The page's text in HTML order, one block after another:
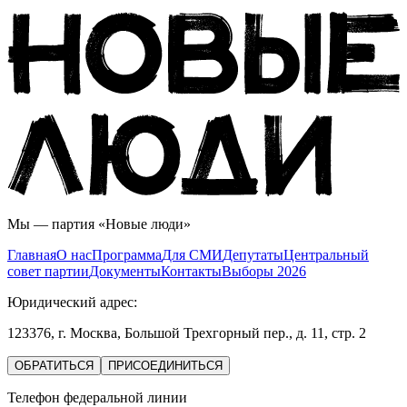
Мы — партия «Новые люди»
ГлавнаяО насПрограммаДля СМИДeпутатыЦентральный
совет партииДокументыКонтактыВыборы 2026
Юридический адрес:
123376, г. Москва, Большой Трехгорный пер., д. 11, стр. 2
ОБРАТИТЬСЯ ПРИСОЕДИНИТЬСЯ
Телефон федеральной линии